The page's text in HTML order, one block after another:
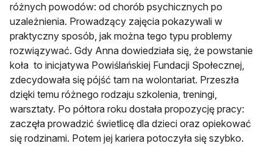
różnych powodów: od chorób psychicznych po
uzależnienia. Prowadzący zajęcia pokazywali w
praktyczny sposób, jak można tego typu problemy
rozwiązywać. Gdy Anna dowiedziała się, że powstanie
koła to inicjatywa Powiślańskiej Fundacji Społecznej,
zdecydowała się pójść tam na wolontariat. Przeszła
dzięki temu różnego rodzaju szkolenia, treningi,
warsztaty. Po półtora roku dostała propozycję pracy:
zaczęła prowadzić świetlicę dla dzieci oraz opiekować
się rodzinami. Potem jej kariera potoczyła się szybko.